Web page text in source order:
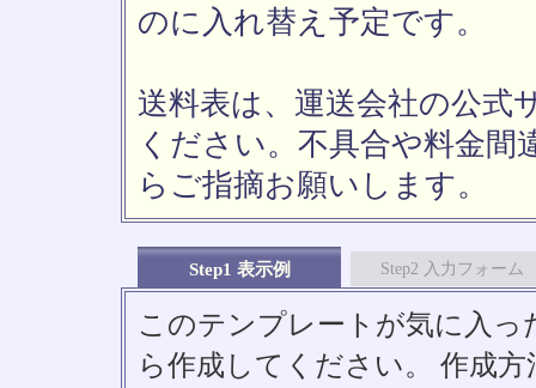
のに入れ替え予定です。
送料表は、運送会社の公式
ください。不具合や料金間
らご指摘お願いします。
Step1 表示例 Step2 入力フォーム
このテンプレートが気に入っ
ら作成してください。 作成